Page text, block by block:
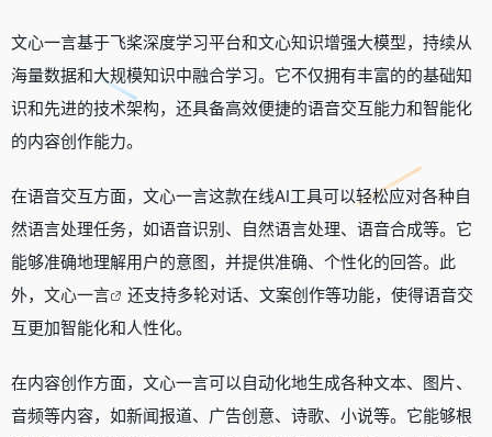
文心一言基于飞桨深度学习平台和文心知识增强大模型，持续从
海量数据和大规模知识中融合学习。它不仅拥有丰富的的基础知
识和先进的技术架构，还具备高效便捷的语音交互能力和智能化
的内容创作能力。
在语音交互方面，文心一言这款在线AI工具可以轻松应对各种自
然语言处理任务，如语音识别、自然语言处理、语音合成等。它
能够准确地理解用户的意图，并提供准确、个性化的回答。此
外， 文心一言
还支持多轮对话、文案创作等功能，使得语音交
互更加智能化和人性化。
在内容创作方面，文心一言可以自动化地生成各种文本、图片、
音频等内容，如新闻报道、广告创意、诗歌、小说等。它能够根